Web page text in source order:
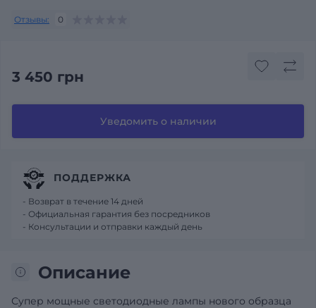
Отзывы: 0
3 450 грн
Уведомить о наличии
Описание
Супер мощные светодиодные лампы нового образца
ПОДДЕРЖКА
- Возврат в течение 14 дней
- Официальная гарантия без посредников
- Консультации и отправки каждый день